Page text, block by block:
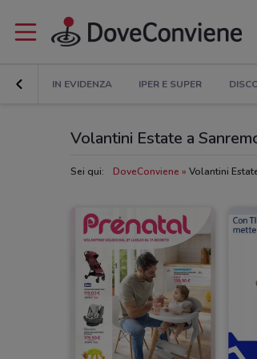
IN EVIDENZA IPER E SUPER
Volantini Estate a
Sei qui: DoveConviene Volantini